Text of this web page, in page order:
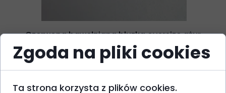
Czerwona bawełniana bluzka oversize ażur
w serca 116, 122
109,90 PLN
Zgoda na pliki cookies
Ta strona korzysta z plików cookies.